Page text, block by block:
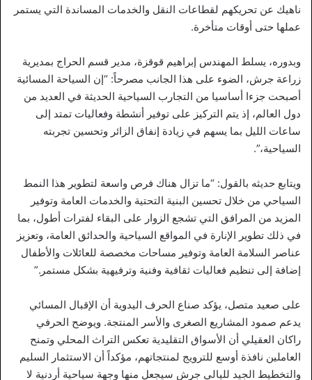
ناهيك عن تحريكهم لقطاعات النقل والخدمات المساندة التي يستمر
عملها حتى أوقات متأخرة.
وبدوره، يسلط المهندس إبراهيم قوقزة، مدير قسم الحراج بمديرية
زراعة جرش، الضوء على هذا الجانب مصرحاً: “إن السياحة المسائية
أصبحت جزءا أساسيا من التجارب السياحية الحديثة في العديد من
دول العالم، إذ يتم التركيز على توفير أنشطة وفعاليات تمتد إلى
ساعات الليل بما يسهم في زيادة إنفاق الزائر وتحسين تجربته
السياحية،”.
ويتابع حديثه بالقول: “ما تزال هناك فرص واسعة لتطوير هذا النمط
السياحي من خلال تحسين البنية التحتية والخدمات العامة وتوفير
المزيد من المرافق التي تشجع الزوار على البقاء لفترات أطول، بما
في ذلك تطوير الإنارة في المواقع السياحية والحدائق العامة، وتعزيز
عناصر السلامة العامة وتوفير مساحات مخصصة للعائلات والأطفال
إضافة إلى تنظيم فعاليات ثقافية وفنية وترفيهية بشكل مستمر.”
على صعيد متصل، يؤكد صناع الحرف اليدوية أن الإقبال المسائي
يدعم صمود المشاريع الصغرى والأسر المنتجة. ويوضح الحرفي
راكان العقيلي أن الأسواق التقليدية تعكس التراث المحلي وتمنح
العاملين نافذة أوسع للترويج لمنتجاتهم، مؤكداً أن الاستثمار السليم
والتخطيط الجيد لليالي جرش سيجعل منها وجهة سياحية أردنية لا